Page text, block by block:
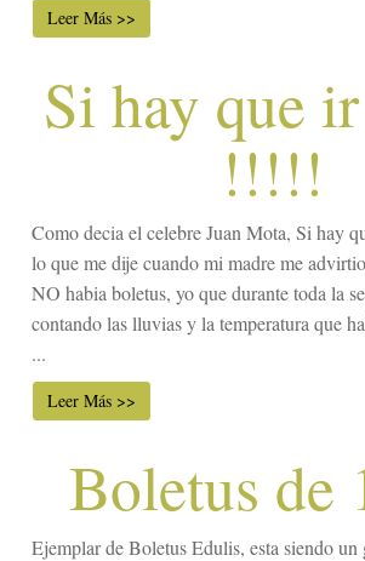
Leer Más >>
Si hay que
!!!!!
Como decia el celebre Juan Mota, Si hay
lo que me dije cuando mi madre me
NO habia boletus, yo que durante toda la
contando las lluvias y la temperatura que
...
Leer Más >>
Boletus de
Ejemplar de Boletus Edulis, esta siendo un